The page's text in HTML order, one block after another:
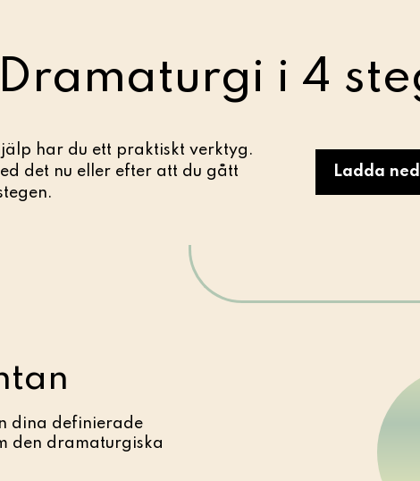
Dramaturgi i 4
har du ett praktiskt verktyg.
det nu eller efter att du gått
Ladda
dina definierade
den dramaturgiska